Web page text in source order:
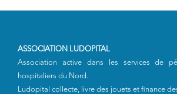
ASSOCIATION LUDOPITAL
Association active dans les services de
hospitaliers du Nord.
Ludopital collecte, livre des jouets et finance